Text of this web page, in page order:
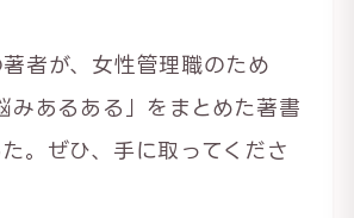
者が、女性管理職のため
みあるある」をまとめた著書
。ぜひ、手に取ってくださ